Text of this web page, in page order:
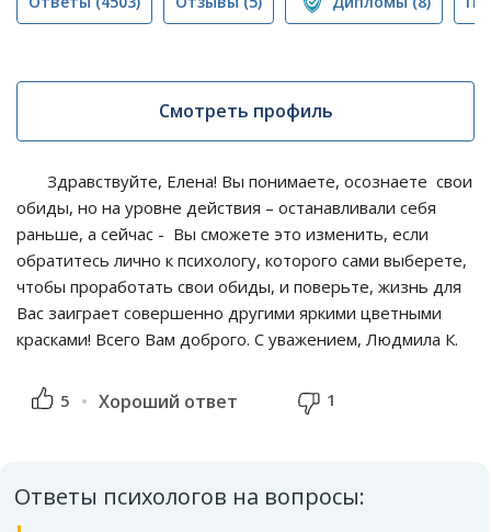
Смотреть профиль
Здравствуйте, Елена! Вы понимаете, осознаете свои
обиды, но на уровне действия – останавливали себя
раньше, а сейчас - Вы сможете это изменить, если
обратитесь лично к психологу, которого сами выберете,
чтобы проработать свои обиды, и поверьте, жизнь для
Вас заиграет совершенно другими яркими цветными
красками! Всего Вам доброго. С уважением, Людмила К.
5 Хороший ответ 1
Ответы психологов на вопросы: